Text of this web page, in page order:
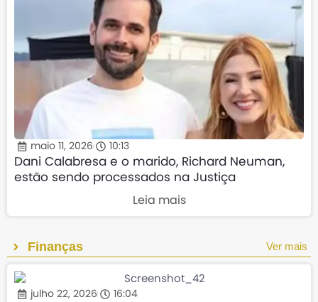
maio 11, 2026 10:13
Dani Calabresa e o marido, Richard Neuman,
estão sendo processados na Justiça
Leia mais
Finanças Ver mais
julho 22, 2026 16:04